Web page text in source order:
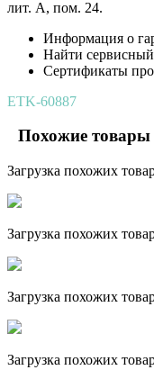
лит. А, пом. 24.
Информация о
Найти
Сертификаты
ETK-60887
Похожие товары
Загрузка похожих
Загрузка похожих
Загрузка похожих
Загрузка похожих